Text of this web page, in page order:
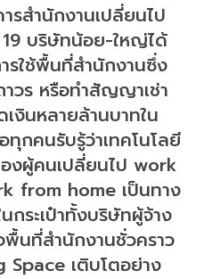
รสำนักงานเปลี่ยนไป
บริษัทน้อย-ใหญ่ได้
รใช้พื้นที่สำนักงานซึ่ง
าวร หรือทำสัญญาเช่า
เงินหลายล้านบาทใน
กคนรับรู้ว่าเทคโนโลยี
องผู้คนเปลี่ยนไป work
from home เป็นทาง
กระเป๋าทั้งบริษัทผู้จ้าง
พื้นที่สำนักงานชั่วคราว
Space เติบโตอย่าง